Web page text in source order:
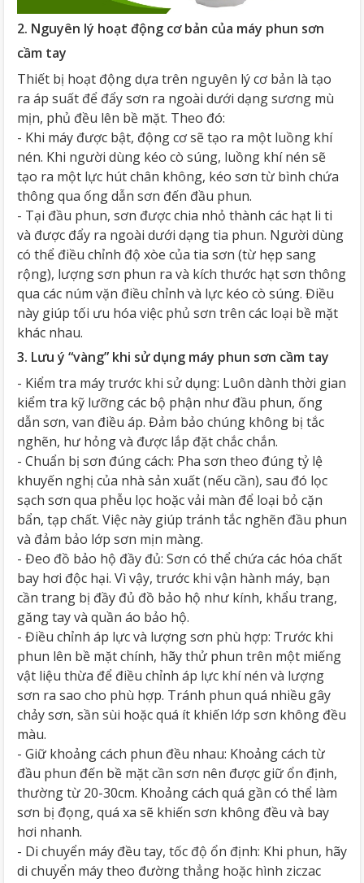
2. Nguyên lý hoạt động cơ bản của máy phun sơn
cầm tay
Thiết bị hoạt động dựa trên nguyên lý cơ bản là tạo
ra áp suất để đẩy sơn ra ngoài dưới dạng sương mù
mịn, phủ đều lên bề mặt. Theo đó:
- Khi máy được bật, động cơ sẽ tạo ra một luồng khí
nén. Khi người dùng kéo cò súng, luồng khí nén sẽ
tạo ra một lực hút chân không, kéo sơn từ bình chứa
thông qua ống dẫn sơn đến đầu phun.
- Tại đầu phun, sơn được chia nhỏ thành các hạt li ti
và được đẩy ra ngoài dưới dạng tia phun. Người dùng
có thể điều chỉnh độ xòe của tia sơn (từ hẹp sang
rộng), lượng sơn phun ra và kích thước hạt sơn thông
qua các núm vặn điều chỉnh và lực kéo cò súng. Điều
này giúp tối ưu hóa việc phủ sơn trên các loại bề mặt
khác nhau.
3. Lưu ý “vàng” khi sử dụng máy phun sơn cầm tay
- Kiểm tra máy trước khi sử dụng: Luôn dành thời gian
kiểm tra kỹ lưỡng các bộ phận như đầu phun, ống
dẫn sơn, van điều áp. Đảm bảo chúng không bị tắc
nghẽn, hư hỏng và được lắp đặt chắc chắn.
- Chuẩn bị sơn đúng cách: Pha sơn theo đúng tỷ lệ
khuyến nghị của nhà sản xuất (nếu cần), sau đó lọc
sạch sơn qua phễu lọc hoặc vải màn để loại bỏ cặn
bẩn, tạp chất. Việc này giúp tránh tắc nghẽn đầu phun
và đảm bảo lớp sơn mịn màng.
- Đeo đồ bảo hộ đầy đủ: Sơn có thể chứa các hóa chất
bay hơi độc hại. Vì vậy, trước khi vận hành máy, bạn
cần trang bị đầy đủ đồ bảo hộ như kính, khẩu trang,
găng tay và quần áo bảo hộ.
- Điều chỉnh áp lực và lượng sơn phù hợp: Trước khi
phun lên bề mặt chính, hãy thử phun trên một miếng
vật liệu thừa để điều chỉnh áp lực khí nén và lượng
sơn ra sao cho phù hợp. Tránh phun quá nhiều gây
chảy sơn, sần sùi hoặc quá ít khiến lớp sơn không đều
màu.
- Giữ khoảng cách phun đều nhau: Khoảng cách từ
đầu phun đến bề mặt cần sơn nên được giữ ổn định,
thường từ 20-30cm. Khoảng cách quá gần có thể làm
sơn bị đọng, quá xa sẽ khiến sơn không đều và bay
hơi nhanh.
- Di chuyển máy đều tay, tốc độ ổn định: Khi phun, hãy
di chuyển máy theo đường thẳng hoặc hình ziczac